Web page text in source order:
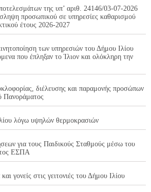
της υπ’ αριθ. 24146/03-07-2026
προσωπικού σε υπηρεσίες καθαρισμού
έτους 2026-2027
των υπηρεσιών του Δήμου Ιλίου
που έπληξαν το Ίλιον και ολόκληρη την
διέλευσης και παραμονής προσώπων
Πανοράματος
λόγω υψηλών θερμοκρασιών
για τους Παιδικούς Σταθμούς μέσω του
ΕΣΠΑ
γονείς στις γειτονιές του Δήμου Ιλίου